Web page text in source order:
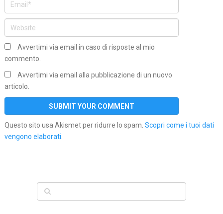
Avvertimi via email in caso di risposte al mio
commento.
Avvertimi via email alla pubblicazione di un nuovo
articolo.
Questo sito usa Akismet per ridurre lo spam. Scopri come i tuoi dati
vengono elaborati.